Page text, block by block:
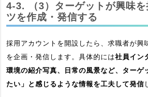
4-3. （3）ターゲットが興味を
ツを作成・発信する
採用アカウントを開設したら、求職者が興
を企画・発信します。具体的には社員イン
環境の紹介写真、日常の風景など、ターゲ
たい」と感じるような情報を工夫して発信